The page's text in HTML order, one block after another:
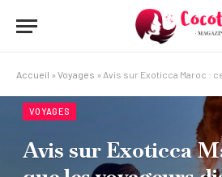
Accueil » Voyages » Avis sur Exoticca Maroc : ce que les
VOYAGES
Avis sur Exoticca